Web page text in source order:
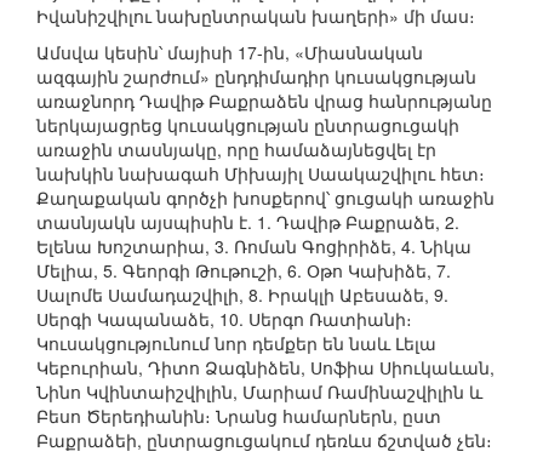
Իվանիշվիլու նախընտրական խաղերի» մի մաս։
Ամսվա կեսին՝ մայիսի 17-ին, «Միասնական
ազգային շարժում» ընդդիմադիր կուսակցության
առաջնորդ Դավիթ Բաքրաձեն վրաց հանրությանը
ներկայացրեց կուսակցության ընտրացուցակի
առաջին տասնյակը, որը համաձայնեցվել էր
նախկին նախագահ Միխայիլ Սաակաշվիլու հետ։
Քաղաքական գործչի խոսքերով՝ ցուցակի առաջին
տասնյակն այսպիսին է. 1. Դավիթ Բաքրաձե, 2.
Ելենա Խոշտարիա, 3. Ռոման Գոցիրիձե, 4. Նիկա
Մելիա, 5. Գեորգի Թութուշի, 6. Օթո Կախիձե, 7.
Սալոմե Սամադաշվիլի, 8. Իրակլի Աբեսաձե, 9.
Սերգի Կապանաձե, 10. Սերգո Ռատիանի։
Կուսակցությունում նոր դեմքեր են նաև Լելա
Կեբուրիան, Դիտո Ձագնիձեն, Սոֆիա Սիուկաևան,
Նինո Կվինտաիշվիլին, Մարիամ Ռամինաշվիլին և
Բեսո Ծերեդիանին։ Նրանց համարներն, ըստ
Բաքրաձեի, ընտրացուցակում դեռևս ճշտված չեն։